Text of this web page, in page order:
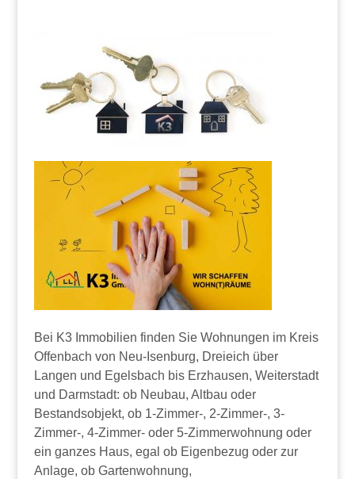
Bei K3 Immobilien finden Sie Wohnungen im Kreis
Offenbach von Neu-Isenburg, Dreieich über
Langen und Egelsbach bis Erzhausen, Weiterstadt
und Darmstadt: ob Neubau, Altbau oder
Bestandsobjekt, ob 1-Zimmer-, 2-Zimmer-, 3-
Zimmer-, 4-Zimmer- oder 5-Zimmerwohnung oder
ein ganzes Haus, egal ob Eigenbezug oder zur
Anlage, ob Gartenwohnung,